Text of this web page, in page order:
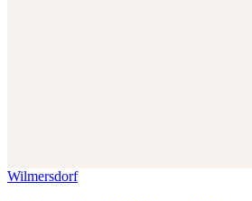
Wilmersdorf